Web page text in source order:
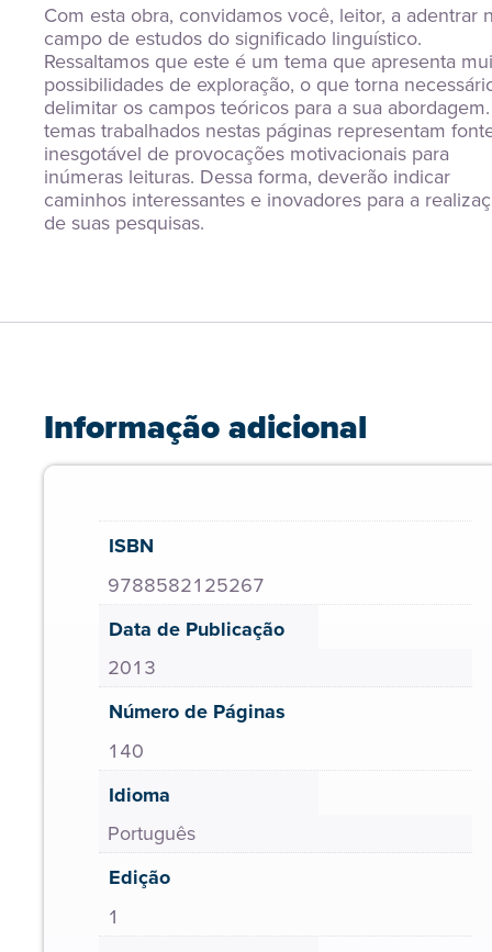
Com esta obra, convidamos você, leitor, a adentrar
campo de estudos do significado linguístico.
Ressaltamos que este é um tema que apresenta
possibilidades de exploração, o que torna
delimitar os campos teóricos para a sua
temas trabalhados nestas páginas representam
inesgotável de provocações motivacionais para
inúmeras leituras. Dessa forma, deverão indicar
caminhos interessantes e inovadores para a
de suas pesquisas.
Informação adicional
ISBN
9788582125267
Data de Publicação
2013
Número de Páginas
140
Idioma
Português
Edição
1